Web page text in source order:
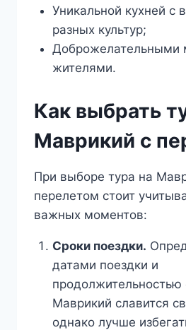
Уникальной кухней с
разных культур;
Доброжелательными
жителями.
Как выбрать
Маврикий с
При выборе тура на
перелетом стоит
важных моментов:
Сроки поездки.
датами поездки и
продолжительностью
Маврикий славится
однако лучше